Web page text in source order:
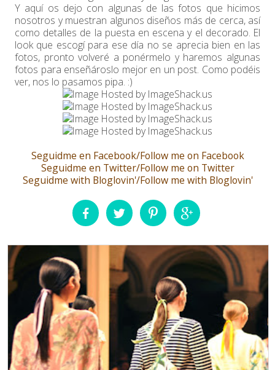
Y aquí os dejo con algunas de las fotos que hicimos
nosotros y muestran algunos diseños más de cerca, así
como detalles de la puesta en escena y el decorado. El
look que escogí para ese día no se aprecia bien en las
fotos, pronto volveré a ponérmelo y haremos algunas
fotos para enseñároslo mejor en un post. Como podéis
ver, nos lo pasamos pipa. :)
Seguidme en Facebook/Follow me on Facebook
Seguidme en Twitter/Follow me on Twitter
Seguidme with Bloglovin'/Follow me with Bloglovin'